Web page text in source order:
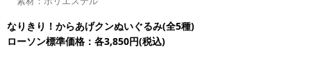
なりきり！からあげクンぬいぐるみ(全5種)
ローソン標準価格：各3,850円(税込)